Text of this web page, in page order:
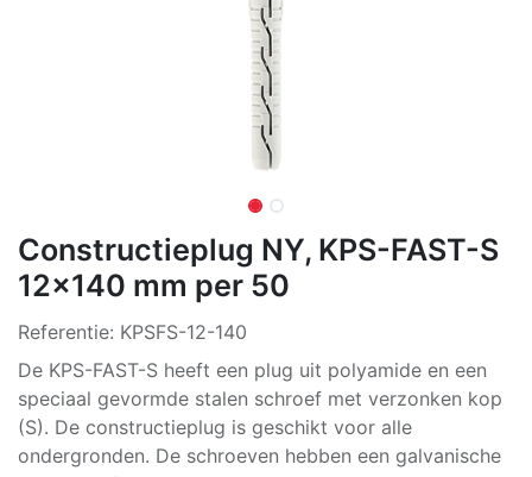
Constructieplug NY, KPS-FAST-S
12x140 mm per 50
Referentie: KPSFS-12-140
De KPS-FAST-S heeft een plug uit polyamide en een
speciaal gevormde stalen schroef met verzonken kop
(S). De constructieplug is geschikt voor alle
ondergronden. De schroeven hebben een galvanische